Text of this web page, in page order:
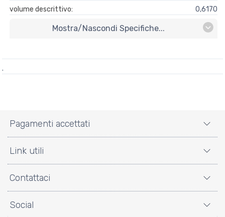
volume descrittivo:
0,6170
Mostra/nascondi Specifiche...
.
Pagamenti accettati
Link utili
Contattaci
Social